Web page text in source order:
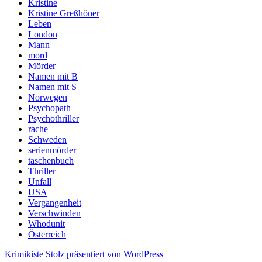
Kristine
Kristine Greßhöner
Leben
London
Mann
mord
Mörder
Namen mit B
Namen mit S
Norwegen
Psychopath
Psychothriller
rache
Schweden
serienmörder
taschenbuch
Thriller
Unfall
USA
Vergangenheit
Verschwinden
Whodunit
Österreich
Krimikiste Stolz präsentiert von WordPress